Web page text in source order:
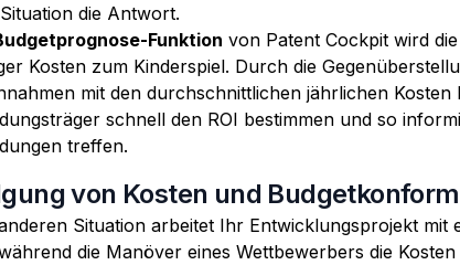
die Antwort.
Funktion von Patent Cockpit wird
Kosten zum Kinderspiel. Durch die
mit den durchschnittlichen jährlichen Kosten
schnell den ROI bestimmen und so
treffen.
von Kosten und
Situation arbeitet Ihr Entwicklungsprojekt mit
die Manöver eines Wettbewerbers die